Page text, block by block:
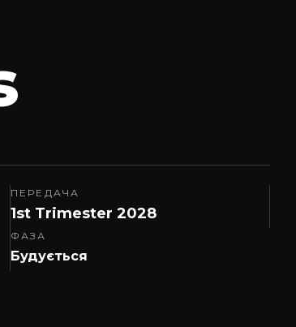
ПЕРЕДАЧА
1st Trimester 2028
ФАЗА
Будується